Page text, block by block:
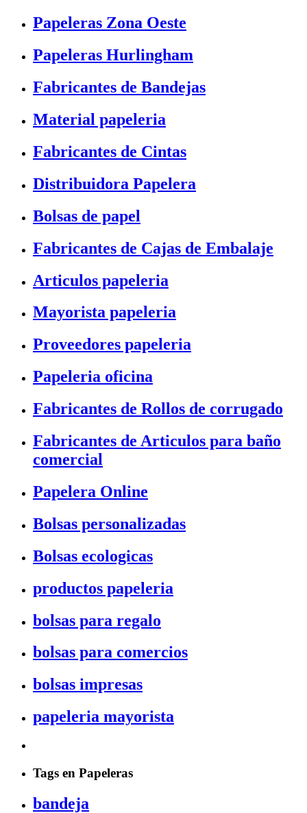
Papeleras Zona Oeste
Papeleras Hurlingham
Fabricantes de Bandejas
Material papeleria
Fabricantes de Cintas
Distribuidora Papelera
Bolsas de papel
Fabricantes de Cajas de Embalaje
Articulos papeleria
Mayorista papeleria
Proveedores papeleria
Papeleria oficina
Fabricantes de Rollos de corrugado
Fabricantes de Articulos para baño
comercial
Papelera Online
Bolsas personalizadas
Bolsas ecologicas
productos papeleria
bolsas para regalo
bolsas para comercios
bolsas impresas
papeleria mayorista
Tags en Papeleras
bandeja